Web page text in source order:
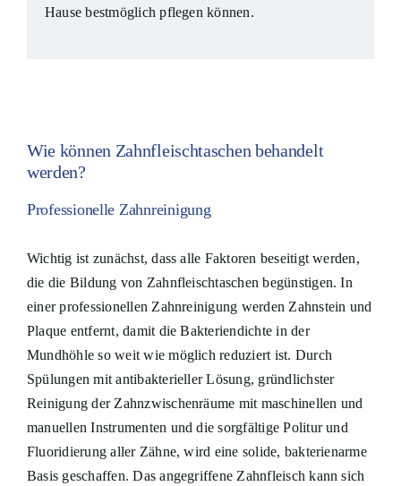
Hause bestmöglich pflegen können.
Wie können Zahnfleischtaschen behandelt
werden?
Professionelle Zahnreinigung
Wichtig ist zunächst, dass alle Faktoren beseitigt werden,
die die Bildung von Zahnfleischtaschen begünstigen. In
einer professionellen Zahnreinigung werden Zahnstein und
Plaque entfernt, damit die Bakteriendichte in der
Mundhöhle so weit wie möglich reduziert ist. Durch
Spülungen mit antibakterieller Lösung, gründlichster
Reinigung der Zahnzwischenräume mit maschinellen und
manuellen Instrumenten und die sorgfältige Politur und
Fluoridierung aller Zähne, wird eine solide, bakterienarme
Basis geschaffen. Das angegriffene Zahnfleisch kann sich